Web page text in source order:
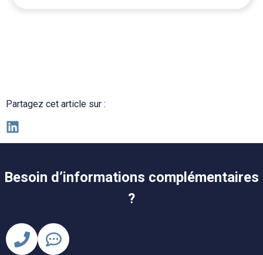
Partagez cet article sur :
Besoin d’informations complémentaires
?